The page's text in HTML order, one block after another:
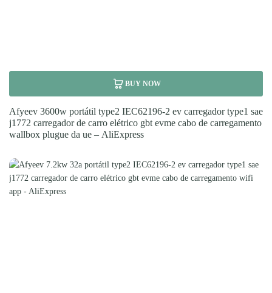
BUY NOW
Afyeev 3600w portátil type2 IEC62196-2 ev carregador type1 sae
j1772 carregador de carro elétrico gbt evme cabo de carregamento
wallbox plugue da ue – AliExpress